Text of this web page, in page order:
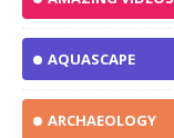
AQUASCAPE
ARCHAEOLOGY